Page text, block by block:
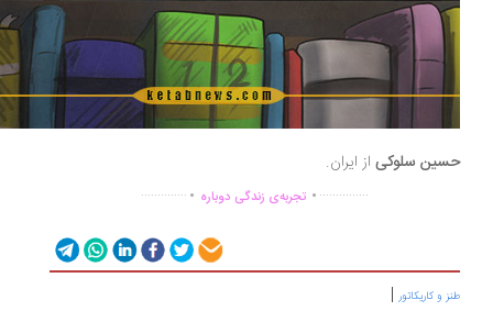
سلوکی از ایران.
...............
. تجربه‌ی زندگی دوباره.
..............
و کاریکاتور|